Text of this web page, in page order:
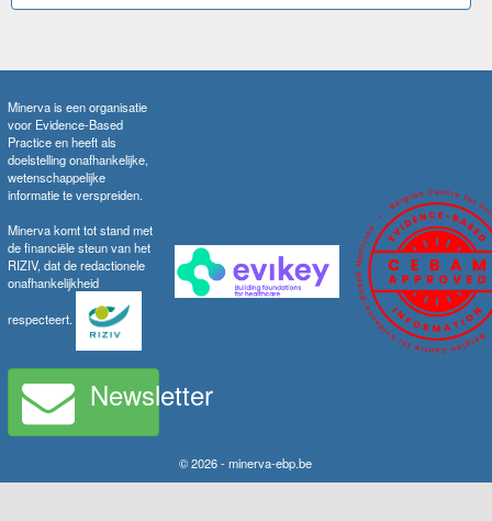
Minerva is een organisatie
voor Evidence-Based
Practice en heeft als
doelstelling onafhankelijke,
wetenschappelijke
informatie te verspreiden.
Minerva komt tot stand met
de financiële steun van het
RIZIV, dat de redactionele
onafhankelijkheid
respecteert.
Newsletter
© 2026 - minerva-ebp.be